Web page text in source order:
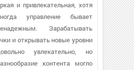
и привлекательная, хотя
управление бывает
Зарабатывать
и открывать новые уровни
увлекательно, но
контента могло